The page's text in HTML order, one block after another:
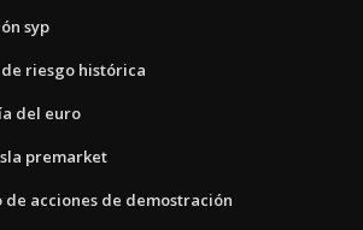
syp
riesgo histórica
del euro
premarket
de acciones de demostración